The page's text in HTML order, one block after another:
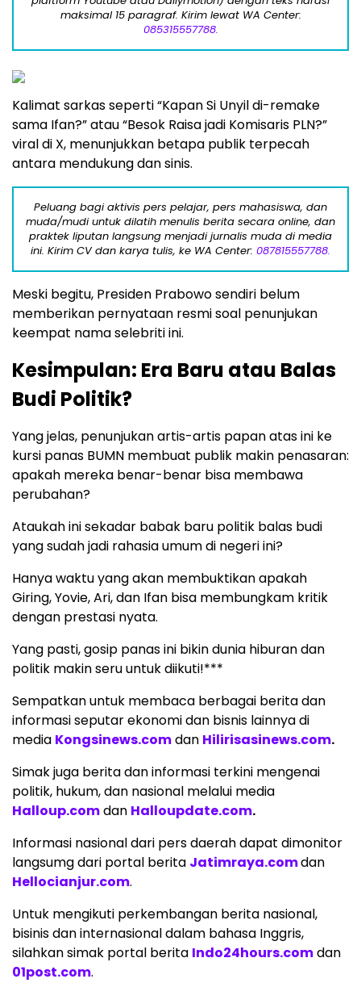
maksimal 15 paragraf. Kirim lewat WA Center:
085315557788.
Kalimat sarkas seperti “Kapan Si Unyil di-remake
sama Ifan?” atau “Besok Raisa jadi Komisaris PLN?”
viral di X, menunjukkan betapa publik terpecah
antara mendukung dan sinis.
Peluang bagi aktivis pers pelajar, pers mahasiswa, dan
muda/mudi untuk dilatih menulis berita secara online, dan
praktek liputan langsung menjadi jurnalis muda di media
ini. Kirim CV dan karya tulis, ke WA Center: 087815557788.
Meski begitu, Presiden Prabowo sendiri belum
memberikan pernyataan resmi soal penunjukan
keempat nama selebriti ini.
Kesimpulan: Era Baru atau Balas
Budi Politik?
Yang jelas, penunjukan artis-artis papan atas ini ke
kursi panas BUMN membuat publik makin penasaran:
apakah mereka benar-benar bisa membawa
perubahan?
Ataukah ini sekadar babak baru politik balas budi
yang sudah jadi rahasia umum di negeri ini?
Hanya waktu yang akan membuktikan apakah
Giring, Yovie, Ari, dan Ifan bisa membungkam kritik
dengan prestasi nyata.
Yang pasti, gosip panas ini bikin dunia hiburan dan
politik makin seru untuk diikuti!***
Sempatkan untuk membaca berbagai berita dan
informasi seputar ekonomi dan bisnis lainnya di
media Kongsinews.comdan Hilirisasinews.com.
Simak juga berita dan informasi terkini mengenai
politik, hukum, dan nasional melalui media
Halloup.comdan Halloupdate.com.
Informasi nasional dari pers daerah dapat dimonitor
langsumg dari portal berita Jatimraya.comdan
Hellocianjur.com.
Untuk mengikuti perkembangan berita nasional,
bisinis dan internasional dalam bahasa Inggris,
silahkan simak portal berita Indo24hours.comdan
01post.com.